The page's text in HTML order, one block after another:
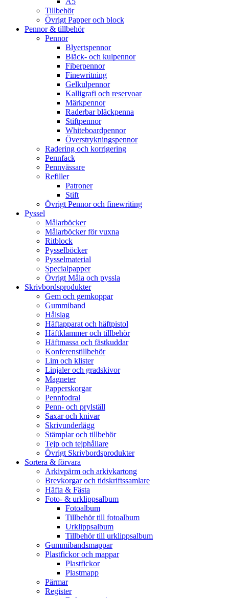
Tillbehör
Övrigt Papper och block
Pennor & tillbehör
Pennor
Blyertspennor
Bläck- och kulpennor
Fiberpennor
Finewritning
Gelkulpennor
Kalligrafi och reservoar
Märkpennor
Raderbar bläckpenna
Stiftpennor
Whiteboardpennor
Överstrykningspennor
Radering och korrigering
Pennfack
Pennvässare
Refiller
Patroner
Stift
Övrigt Pennor och finewriting
Pyssel
Målarböcker
Målarböcker för vuxna
Ritblock
Pysselböcker
Pysselmaterial
Specialpapper
Övrigt Måla och pyssla
Skrivbordsprodukter
Gem och gemkoppar
Gummiband
Hålslag
Häftapparat och häftpistol
Häftklammer och tillbehör
Häftmassa och fästkuddar
Konferenstillbehör
Lim och klister
Linjaler och gradskivor
Magneter
Papperskorgar
Pennfodral
Penn- och prylställ
Saxar och knivar
Skrivunderlägg
Stämplar och tillbehör
Tejp och tejphållare
Övrigt Skrivbordsprodukter
Sortera & förvara
Arkivpärm och arkivkartong
Brevkorgar och tidskriftssamlare
Häfta & Fästa
Foto- & urklippsalbum
Fotoalbum
Tillbehör till fotoalbum
Urklippsalbum
Tillbehör till urklippsalbum
Gummibandsmappar
Plastfickor och mappar
Plastfickor
Plastmapp
Pärmar
Register